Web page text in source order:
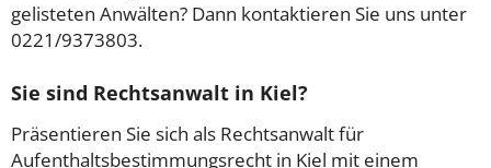
gelisteten Anwälten? Dann kontaktieren Sie uns unter
0221/9373803.
Sie sind Rechtsanwalt in Kiel?
Präsentieren Sie sich als Rechtsanwalt für
Aufenthaltsbestimmungsrecht in Kiel mit einem